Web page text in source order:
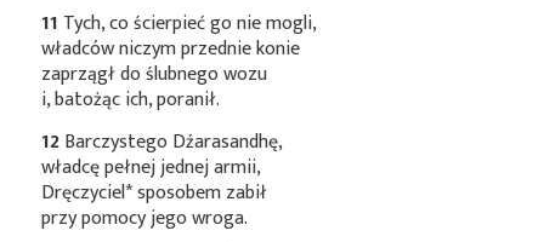
11 Tych, co ścierpieć go nie mogli,
władców niczym przednie konie
zaprzągł do ślubnego wozu
i, batożąc ich, poranił.
12Barczystego Dźarasandhę,
władcę pełnej jednej armii,
Dręczyciel*sposobem zabił
przy pomocy jego wroga.